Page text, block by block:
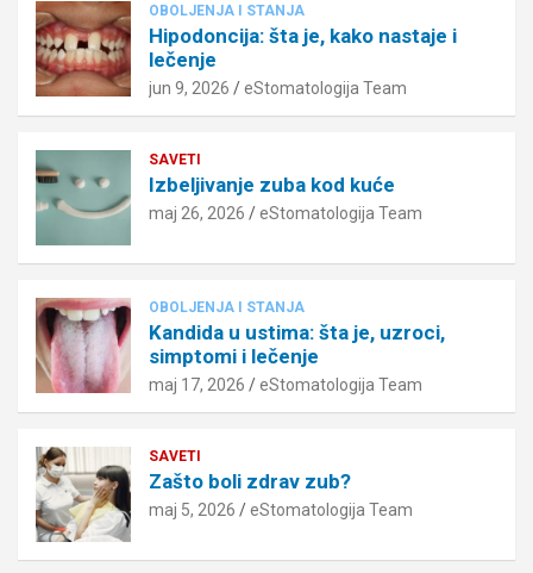
OBOLJENJA I STANJA
Hipodoncija: šta je, kako nastaje i
lečenje
jun 9, 2026 eStomatologija Team
SAVETI
Izbeljivanje zuba kod kuće
maj 26, 2026 eStomatologija Team
OBOLJENJA I STANJA
Kandida u ustima: šta je, uzroci,
simptomi i lečenje
maj 17, 2026 eStomatologija Team
SAVETI
Zašto boli zdrav zub?
maj 5, 2026 eStomatologija Team